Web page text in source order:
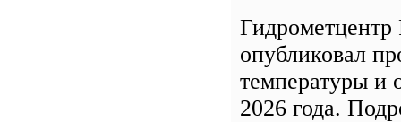
Гидрометцентр
опубликовал
температуры и
2026 года.